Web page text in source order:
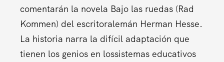
comentarán la novela Bajo las ruedas (Rad
Kommen) del escritoralemán Herman Hesse.
La historia narra la difícil adaptación que
tienen los genios en lossistemas educativos